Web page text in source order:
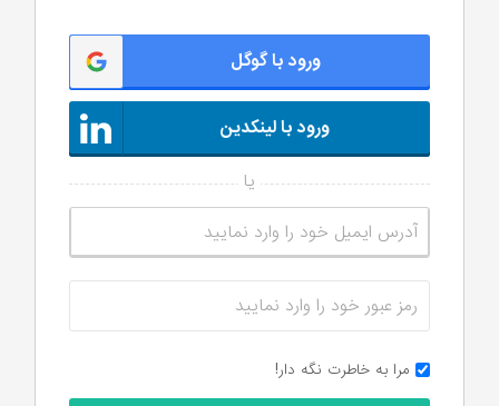
ورود با گوگل
ورود با لینکدین
مرا به خاطرت نگه دار!